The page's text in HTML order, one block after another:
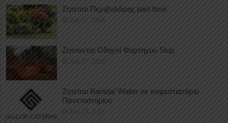
Ζητείται Περιβολάρης part-time
July 27, 2026
Ζητούνται Οδηγοί Φορτηγού Skip
July 27, 2026
Ζητείται Barista/ Waiter σε καφεστιατόριο
Πανεπιστημίου
July 23, 2026